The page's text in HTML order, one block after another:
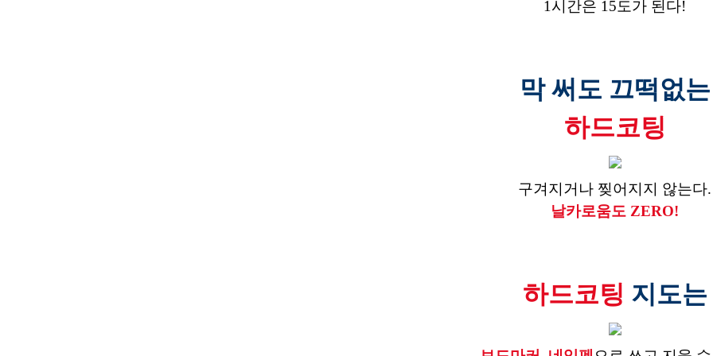
1시간은 15도가 된다!
막 써도 끄떡없는
하드코팅
구겨지거나 찢어지지 않는다.
날카로움도 ZERO!
하드코팅 지도는